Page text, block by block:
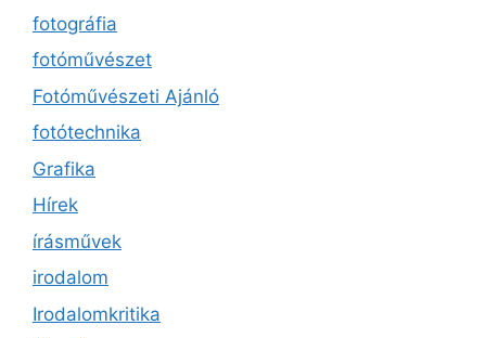
fotográfia
fotóművészet
Fotóművészeti Ajánló
fotótechnika
Grafika
Hírek
írásművek
irodalom
Irodalomkritika